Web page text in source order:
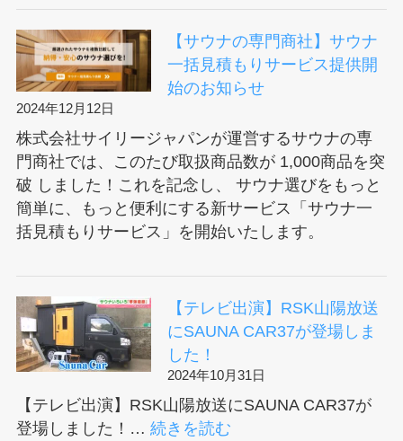
た
だ
し
た。
ー
ム
が
OPEN！
売
り
に
て
SAUNA
CAR37
を
販
売
た
だ
き
ま
し
た。
本
サ
ウ
ナ
デ
ィ
ア
協
会
に
し
ま
た！
【サウナの専門商社】サウナ
一括見積もりサービス提供開
始のお知らせ
2024年12月12日
株式会社サイリージャパンが運営するサウナの専
門商社では、このたび取扱商品数が 1,000商品を突
破 しました！これを記念し、 サウナ選びをもっと
簡単に、もっと便利にする新サービス「サウナ一
括見積もりサービス」を開始いたします。
【テレビ出演】RSK山陽放送
にSAUNA CAR37が登場しま
した！
2024年10月31日
【テレビ出演】RSK山陽放送にSAUNA CAR37が
登場しました！… 続きを読む: